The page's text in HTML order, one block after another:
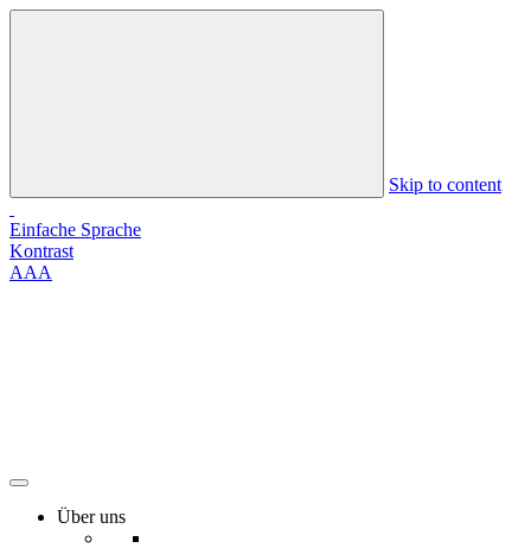
Skip to content
Einfache Sprache
Kontrast
AAA
Über uns